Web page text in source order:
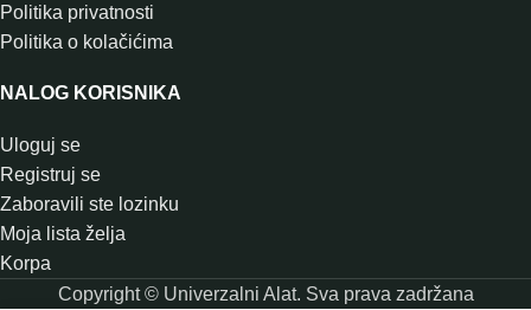
Politika privatnosti
Politika o kolačićima
NALOG KORISNIKA
Uloguj se
Registruj se
Zaboravili ste lozinku
Moja lista želja
Korpa
Copyright © Univerzalni Alat. Sva prava zadržana